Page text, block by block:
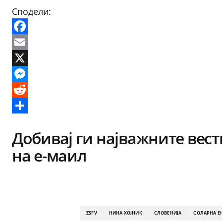
Сподели:
Facebook
Email
X
Messenger
Reddit
Добивај ги најважните
на е-маил
ZSFV НИНА ХОЈНИК СЛОВЕНИЈА СОЛАРНА